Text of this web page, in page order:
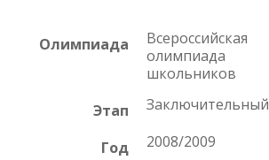
Олимпиада
Всероссийская
олимпиада
школьников
Этап
Заключительный
Год 2008/2009